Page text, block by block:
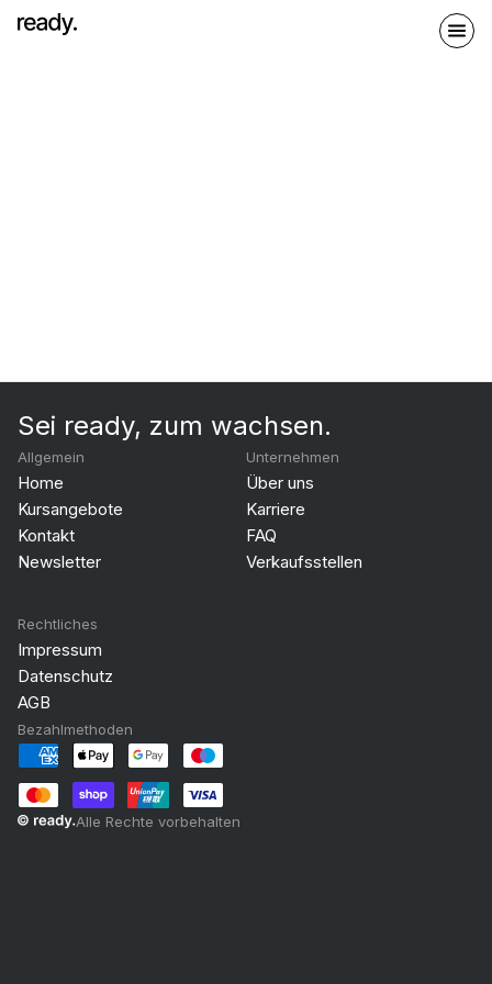
Sei ready, zum wachsen.
Allgemein
Home
Kursangebote
Kontakt
Newsletter
Unternehmen
Über uns
Karriere
FAQ
Verkaufsstellen
Rechtliches
Impressum
Datenschutz
AGB
Bezahlmethoden
Alle Rechte vorbehalten